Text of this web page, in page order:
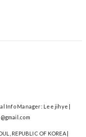
Info Manager: Lee jihye |
REPUBLIC OF KOREA |